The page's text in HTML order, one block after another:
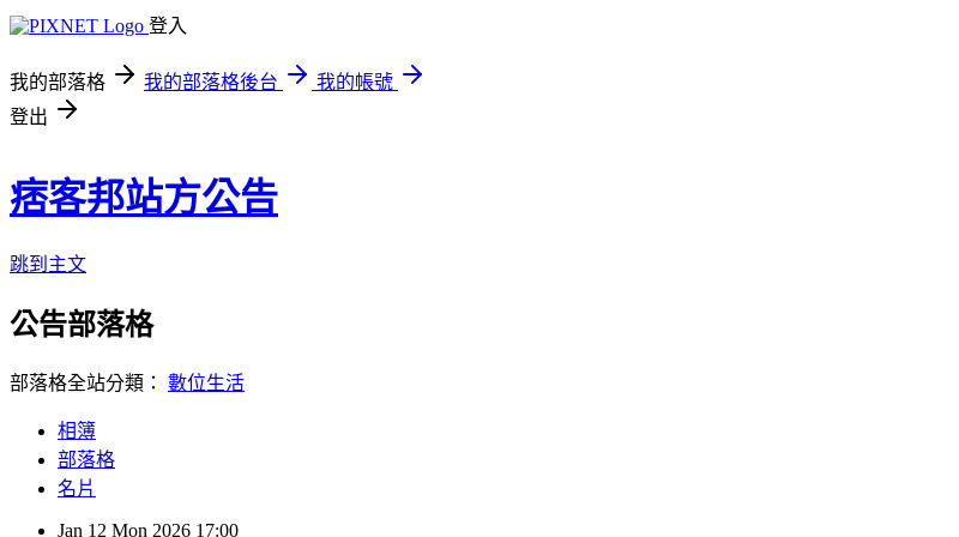
登入
我的部落格 我的部落格後台
我的帳號
登出
痞客邦站方公告
跳到主文
公告部落格
部落格全站分類： 數位生活
相簿
部落格
名片
Jan 12 Mon 2026 17:00